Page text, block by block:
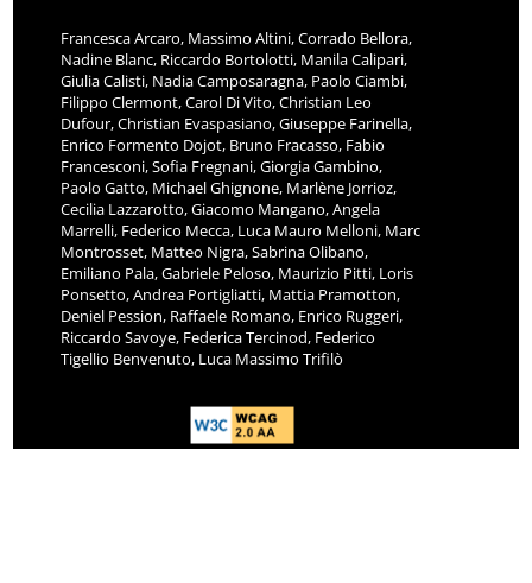
Francesca Arcaro, Massimo Altini, Corrado Bellora,
Nadine Blanc, Riccardo Bortolotti, Manila Calipari,
Giulia Calisti, Nadia Camposaragna, Paolo Ciambi,
Filippo Clermont, Carol Di Vito, Christian Leo
Dufour, Christian Evaspasiano, Giuseppe Farinella,
Enrico Formento Dojot, Bruno Fracasso, Fabio
Francesconi, Sofia Fregnani, Giorgia Gambino,
Paolo Gatto, Michael Ghignone, Marlène Jorrioz,
Cecilia Lazzarotto, Giacomo Mangano, Angela
Marrelli, Federico Mecca, Luca Mauro Melloni, Marc
Montrosset, Matteo Nigra, Sabrina Olibano,
Emiliano Pala, Gabriele Peloso, Maurizio Pitti, Loris
Ponsetto, Andrea Portigliatti, Mattia Pramotton,
Deniel Pession, Raffaele Romano, Enrico Ruggeri,
Riccardo Savoye, Federica Tercinod, Federico
Tigellio Benvenuto, Luca Massimo Trifilò